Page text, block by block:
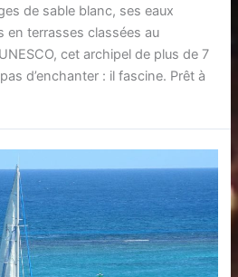
de sable blanc, ses eaux
en terrasses classées au
cet archipel de plus de 7
d’enchanter : il fascine. Prêt à